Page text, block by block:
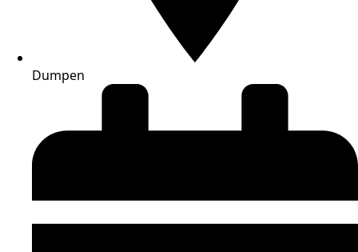
Dumpen